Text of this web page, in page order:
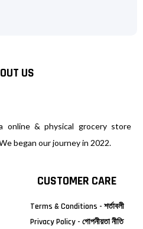
US
online & physical grocery store
began our journey in 2022.
CUSTOMER CARE
Terms & Conditions - শর্তাবলী
Privacy Policy - গোপনীয়তা নীতি